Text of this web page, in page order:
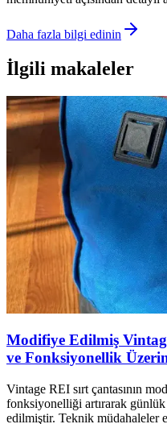
Daha fazla bilgi edinin
İlgili makaleler
Modifiye Edilmiş
ve Fonksiyonellik
Vintage REI sırt çantasının
fonksiyonelliği artırarak
edilmiştir. Teknik müdahaleler